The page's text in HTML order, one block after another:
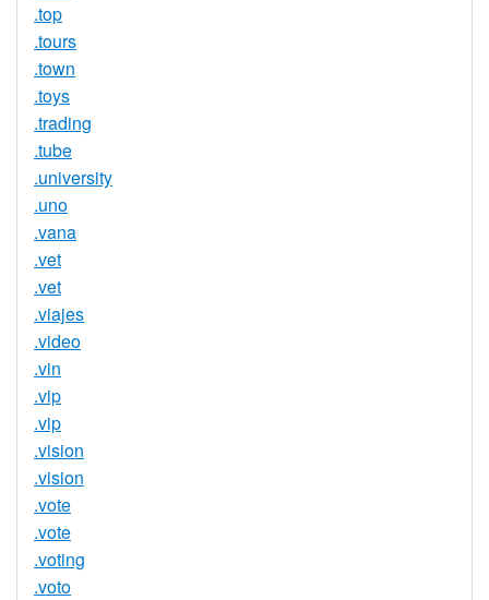
.top
.tours
.town
.toys
.trading
.tube
.university
.uno
.vana
.vet
.vet
.viajes
.video
.vin
.vip
.vip
.vision
.vision
.vote
.vote
.voting
.voto